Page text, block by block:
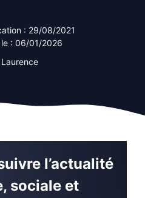
: 29/08/2021
: 06/01/2026
l’actualité
sociale et